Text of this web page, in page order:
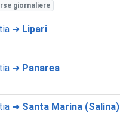
giornaliere
➜ Lipari
➜ Panarea
➜ Santa Marina (Salina)